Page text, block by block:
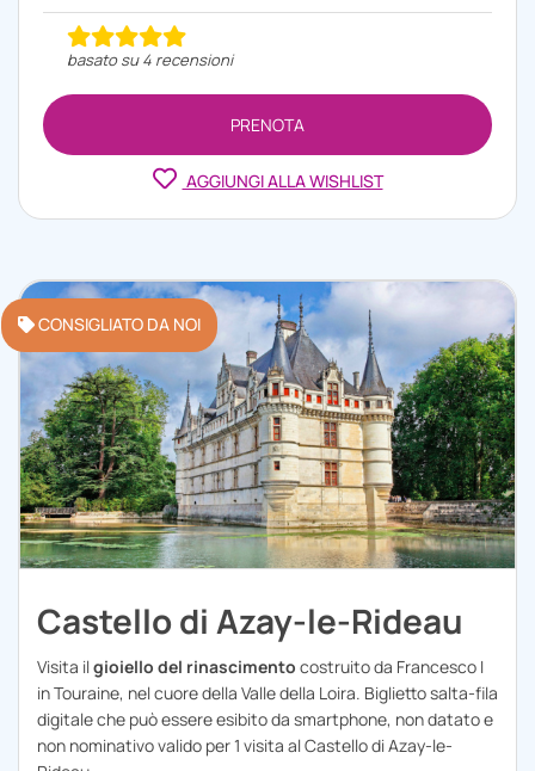
basato su 4 recensioni
PRENOTA
AGGIUNGI ALLA WISHLIST
CONSIGLIATO DA NOI
Castello di Azay-le-Rideau
Visita ilgioiello del rinascimento costruito da Francesco I
in Touraine, nel cuore della Valle della Loira. Biglietto salta-fila
digitale che può essere esibito da smartphone, non datato e
non nominativo valido per 1 visita al Castello di Azay-le-